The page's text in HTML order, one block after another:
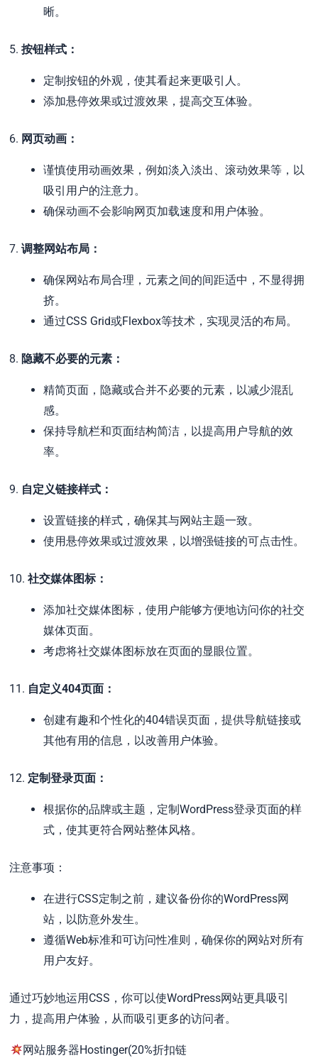
晰。
5.按钮样式：
定制按钮的外观，使其看起来更吸引人。
添加悬停效果或过渡效果，提高交互体验。
6. 网页动画：
谨慎使用动画效果，例如淡入淡出、滚动效果等，以
吸引用户的注意力。
确保动画不会影响网页加载速度和用户体验。
7.调整网站布局：
确保网站布局合理，元素之间的间距适中，不显得拥
挤。
通过CSS Grid或Flexbox等技术，实现灵活的布局。
8. 隐藏不必要的元素：
精简页面，隐藏或合并不必要的元素，以减少混乱
感。
保持导航栏和页面结构简洁，以提高用户导航的效
率。
9. 自定义链接样式：
设置链接的样式，确保其与网站主题一致。
使用悬停效果或过渡效果，以增强链接的可点击性。
10.社交媒体图标：
添加社交媒体图标，使用户能够方便地访问你的社交
媒体页面。
考虑将社交媒体图标放在页面的显眼位置。
11. 自定义404页面：
创建有趣和个性化的404错误页面，提供导航链接或
其他有用的信息，以改善用户体验。
12. 定制登录页面：
根据你的品牌或主题，定制WordPress登录页面的样
式，使其更符合网站整体风格。
注意事项：
在进行CSS定制之前，建议备份你的WordPress网
站，以防意外发生。
遵循Web标准和可访问性准则，确保你的网站对所有
用户友好。
通过巧妙地运用CSS，你可以使WordPress网站更具吸引
力，提高用户体验，从而吸引更多的访问者。
网站服务器Hostinger(20%折扣链